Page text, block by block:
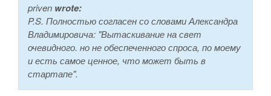
priven wrote:
P.S. Полностью согласен со словами Александра
Владимировича: "Вытаскивание на свет
очевидного. но не обеспеченного спроса, по моему
и есть самое ценное, что может быть в
стартапе".